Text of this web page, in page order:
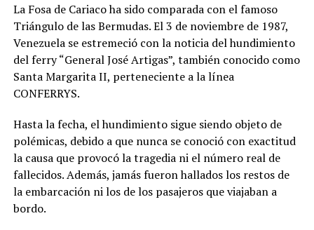
La Fosa de Cariaco ha sido comparada con el famoso
Triángulo de las Bermudas. El 3 de noviembre de 1987,
Venezuela se estremeció con la noticia del hundimiento
del ferry “General José Artigas”, también conocido como
Santa Margarita II, perteneciente a la línea
CONFERRYS.
Hasta la fecha, el hundimiento sigue siendo objeto de
polémicas, debido a que nunca se conoció con exactitud
la causa que provocó la tragedia ni el número real de
fallecidos. Además, jamás fueron hallados los restos de
la embarcación ni los de los pasajeros que viajaban a
bordo.